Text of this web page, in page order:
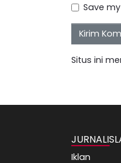
Save
Situs ini
Iklan